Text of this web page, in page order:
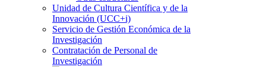
Unidad de Cultura Científica y de la
Innovación (UCC+i)
Servicio de Gestión Económica de la
Investigación
Contratación de Personal de
Investigación